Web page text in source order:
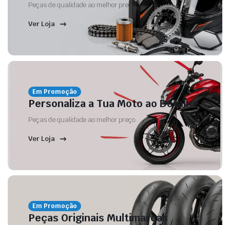
Peças de qualidade ao melhor preço.
Ver Loja
Em Promoção
Personaliza a Tua Moto ao Detalhe
Peças de qualidade ao melhor preço.
Ver Loja
Em Promoção
Peças Originais Multimarcas